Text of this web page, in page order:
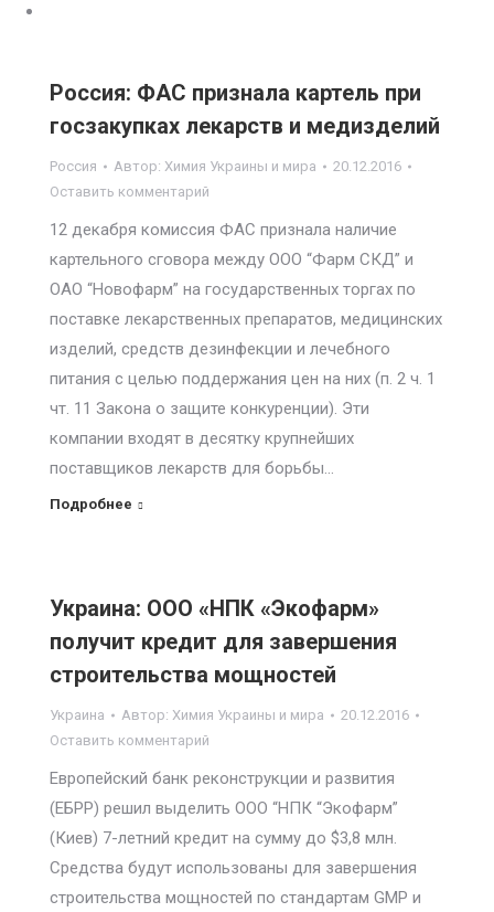
Россия: ФАС признала картель при
госзакупках лекарств и медизделий
Россия Автор: Химия Украины и мира
20.12.2016
Оставить комментарий
12 декабря комиссия ФАС признала наличие
картельного сговора между ООО “Фарм СКД” и
ОАО “Новофарм” на государственных торгах по
поставке лекарственных препаратов, медицинских
изделий, средств дезинфекции и лечебного
питания с целью поддержания цен на них (п. 2 ч. 1
чт. 11 Закона о защите конкуренции). Эти
компании входят в десятку крупнейших
поставщиков лекарств для борьбы…
Подробнее
Украина: ООО «НПК «Экофарм»
получит кредит для завершения
строительства мощностей
Украина Автор: Химия Украины и мира
20.12.2016
Оставить комментарий
Европейский банк реконструкции и развития
(ЕБРР) решил выделить ООО “НПК “Экофарм”
(Киев) 7-летний кредит на сумму до $3,8 млн.
Средства будут использованы для завершения
строительства мощностей по стандартам GMP и